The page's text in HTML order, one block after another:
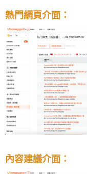
熱門網頁介面：
內容建議介面：